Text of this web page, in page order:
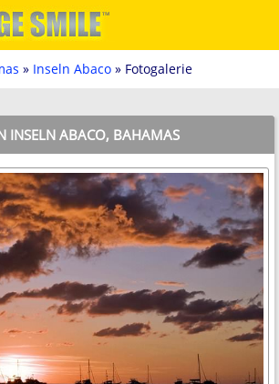
» Inseln Abaco » Fotogalerie
INSELN ABACO, BAHAMAS